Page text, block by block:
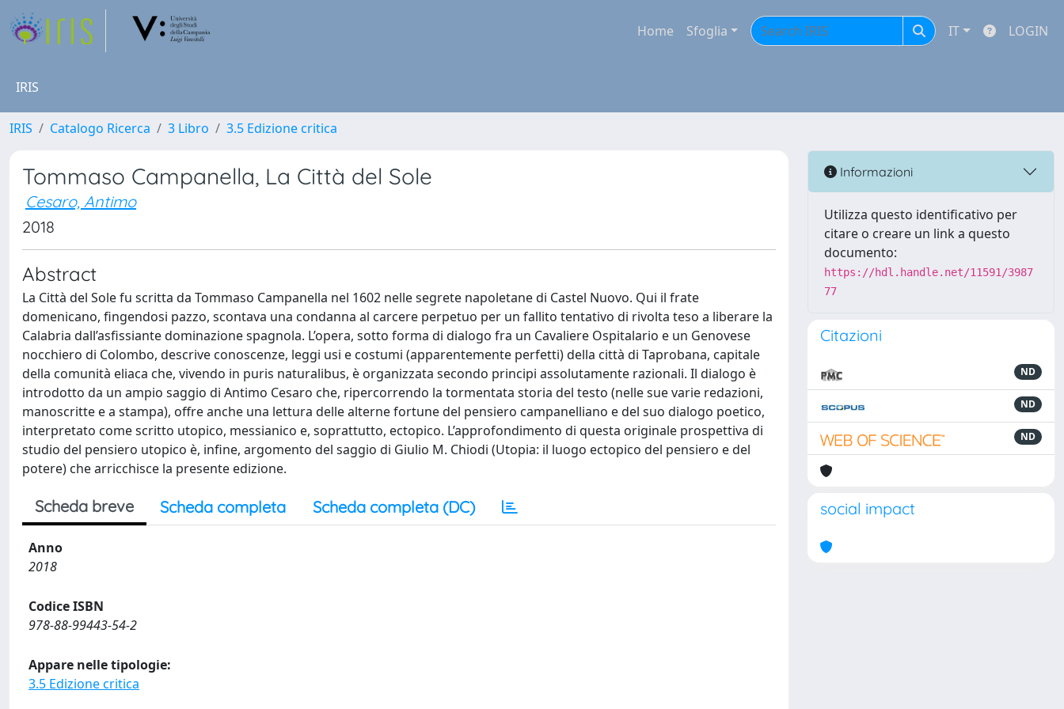
Home Sfoglia IT LOGIN
IRIS
IRIS Catalogo Ricerca 3 Libro 3.5 Edizione critica
Tommaso Campanella, La Città del Sole
Cesaro, Antimo
2018
Abstract
La Città del Sole fu scritta da Tommaso Campanella nel 1602 nelle segrete napoletane di Castel Nuovo. Qui il frate
domenicano, fingendosi pazzo, scontava una condanna al carcere perpetuo per un fallito tentativo di rivolta teso a liberare la
Calabria dall’asfissiante dominazione spagnola. L’opera, sotto forma di dialogo fra un Cavaliere Ospitalario e un Genovese
nocchiero di Colombo, descrive conoscenze, leggi usi e costumi (apparentemente perfetti) della città di Taprobana, capitale
della comunità eliaca che, vivendo in puris naturalibus, è organizzata secondo principi assolutamente razionali. Il dialogo è
introdotto da un ampio saggio di Antimo Cesaro che, ripercorrendo la tormentata storia del testo (nelle sue varie redazioni,
manoscritte e a stampa), offre anche una lettura delle alterne fortune del pensiero campanelliano e del suo dialogo poetico,
interpretato come scritto utopico, messianico e, soprattutto, ectopico. L’approfondimento di questa originale prospettiva di
studio del pensiero utopico è, infine, argomento del saggio di Giulio M. Chiodi (Utopia: il luogo ectopico del pensiero e del
potere) che arricchisce la presente edizione.
Scheda breve Scheda completa Scheda completa (DC)
Anno
2018
Codice ISBN
978-88-99443-54-2
Appare nelle tipologie:
3.5 Edizione critica
Informazioni
Utilizza questo identificativo per
citare o creare un link a questo
documento:
https://hdl.handle.net/11591/3987
77
Citazioni
ND
ND
ND
social impact